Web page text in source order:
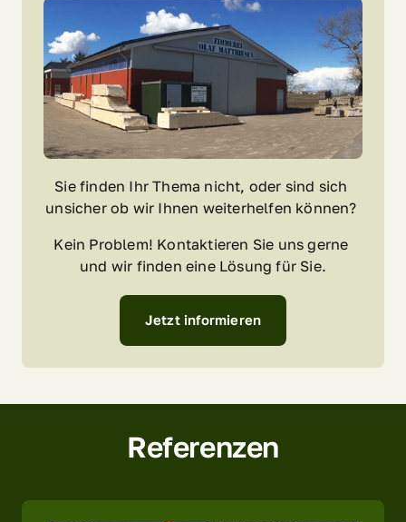
Sie finden Ihr Thema nicht, oder sind sich
unsicher ob wir Ihnen weiterhelfen können?
Kein Problem! Kontaktieren Sie uns gerne
und wir finden eine Lösung für Sie.
Jetzt informieren
Referenzen